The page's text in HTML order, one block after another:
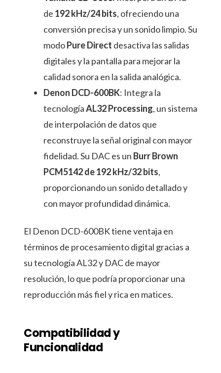
de 192 kHz/24 bits, ofreciendo una
conversión precisa y un sonido limpio. Su
modoPure Direct desactiva las salidas
digitales y la pantalla para mejorar la
calidad sonora en la salida analógica.
Denon DCD-600BK: Integra la
tecnologíaAL32 Processing, un sistema
de interpolación de datos que
reconstruye la señal original con mayor
fidelidad. Su DAC es un Burr Brown
PCM5142 de 192 kHz/32 bits,
proporcionando un sonido detallado y
con mayor profundidad dinámica.
El Denon DCD-600BK tiene ventaja en
términos de procesamiento digital gracias a
su tecnología AL32 y DAC de mayor
resolución, lo que podría proporcionar una
reproducción más fiel y rica en matices.
Compatibilidad y
Funcionalidad